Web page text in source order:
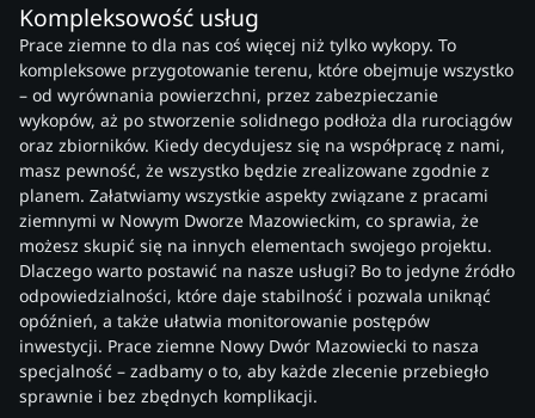
Kompleksowość usług
Prace ziemne to dla nas coś więcej niż tylko wykopy. To
kompleksowe przygotowanie terenu, które obejmuje wszystko
– od wyrównania powierzchni, przez zabezpieczanie
wykopów, aż po stworzenie solidnego podłoża dla rurociągów
oraz zbiorników. Kiedy decydujesz się na współpracę z nami,
masz pewność, że wszystko będzie zrealizowane zgodnie z
planem. Załatwiamy wszystkie aspekty związane z pracami
ziemnymi w Nowym Dworze Mazowieckim, co sprawia, że
możesz skupić się na innych elementach swojego projektu.
Dlaczego warto postawić na nasze usługi? Bo to jedyne źródło
odpowiedzialności, które daje stabilność i pozwala uniknąć
opóźnień, a także ułatwia monitorowanie postępów
inwestycji. Prace ziemne Nowy Dwór Mazowiecki to nasza
specjalność – zadbamy o to, aby każde zlecenie przebiegło
sprawnie i bez zbędnych komplikacji.